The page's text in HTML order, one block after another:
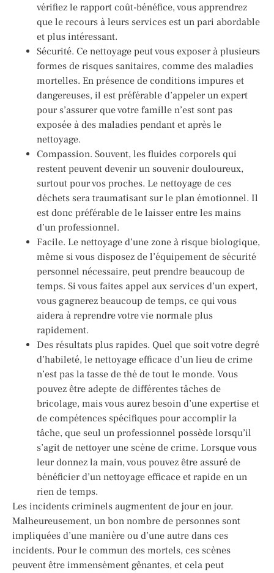
vérifiez le rapport coût-bénéfice, vous apprendrez
que le recours à leurs services est un pari abordable
et plus intéressant.
Sécurité. Ce nettoyage peut vous exposer à plusieurs
formes de risques sanitaires, comme des maladies
mortelles. En présence de conditions impures et
dangereuses, il est préférable d’appeler un expert
pour s’assurer que votre famille n’est sont pas
exposée à des maladies pendant et après le
nettoyage.
Compassion. Souvent, les fluides corporels qui
restent peuvent devenir un souvenir douloureux,
surtout pour vos proches. Le nettoyage de ces
déchets sera traumatisant sur le plan émotionnel. Il
est donc préférable de le laisser entre les mains
d’un professionnel.
Facile. Le nettoyage d’une zone à risque biologique,
même si vous disposez de l’équipement de sécurité
personnel nécessaire, peut prendre beaucoup de
temps. Si vous faites appel aux services d’un expert,
vous gagnerez beaucoup de temps, ce qui vous
aidera à reprendre votre vie normale plus
rapidement.
Des résultats plus rapides. Quel que soit votre degré
d’habileté, le nettoyage efficace d’un lieu de crime
n’est pas la tasse de thé de tout le monde. Vous
pouvez être adepte de différentes tâches de
bricolage, mais vous aurez besoin d’une expertise et
de compétences spécifiques pour accomplir la
tâche, que seul un professionnel possède lorsqu’il
s’agit de nettoyer une scène de crime. Lorsque vous
leur donnez la main, vous pouvez être assuré de
bénéficier d’un nettoyage efficace et rapide en un
rien de temps.
Les incidents criminels augmentent de jour en jour.
Malheureusement, un bon nombre de personnes sont
impliquées d’une manière ou d’une autre dans ces
incidents. Pour le commun des mortels, ces scènes
peuvent être immensément gênantes, et cela peut